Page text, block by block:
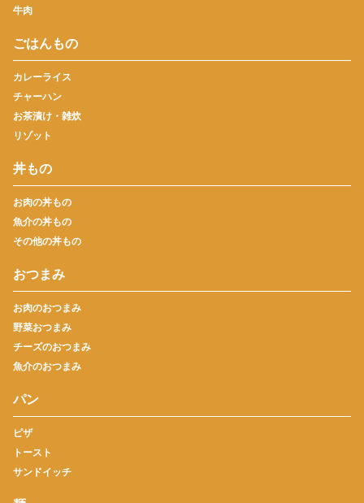
牛肉
ごはんもの
カレーライス
チャーハン
お茶漬け・雑炊
リゾット
丼もの
お肉の丼もの
魚介の丼もの
その他の丼もの
おつまみ
お肉のおつまみ
野菜おつまみ
チーズのおつまみ
魚介のおつまみ
パン
ピザ
トースト
サンドイッチ